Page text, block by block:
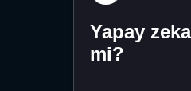
Yapay
mi?